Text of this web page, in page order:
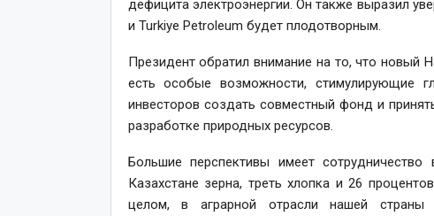
дефицита электроэнергии. Он также выразил
и Turkiye Petroleum будет плодотворным.
Президент обратил внимание на то, что новый
есть особые возможности, стимулирующие
инвесторов создать совместный фонд и
разработке природных ресурсов.
Большие перспективы имеет
Казахстане зерна, треть хлопка и 26
целом, в аграрной отрасли нашей страны